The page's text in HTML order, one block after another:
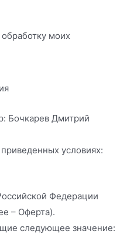
моих
Бочкарев Дмитрий
условиях:
Федерации
– Оферта).
следующее значение: